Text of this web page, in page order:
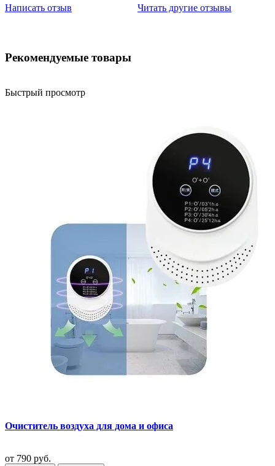
Написать отзыв
Читать другие отзывы
Рекомендуемые товары
Быстрый просмотр
Очиститель воздуха для дома и офиса
от 790 руб.